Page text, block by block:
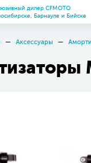
дилер CFMOTO
Барнауле и Бийске
Аксессуары